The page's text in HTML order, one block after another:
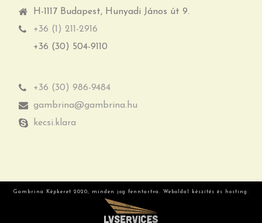
H-1117 Budapest, Hunyadi János út 9.
+36 (1) 211-2916
+36 (30) 504-9110
+36 (30) 986-9484
gambrina@gambrina.hu
kecsi.klara
Gambrina Képkeret 2020, minden jog fenntartva. Weboldal készítés és hosting: